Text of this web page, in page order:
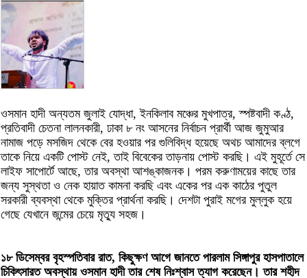
ওসমান হাদী অন্যতম জুলাই যোদ্ধা, ইনকিলাব মঞ্চের মুখপাত্র, স্পষ্টবাদী কণ্ঠ,
প্রতিবাদী চেতনা লালনকারী, ঢাকা ৮ নং আসনের নির্বাচন প্রার্থী আজ জুমুআর
নামাজ পড়ে মসজিদ থেকে বের হওয়ার পর গুলিবিদ্ধ হয়েছে অথচ আমাদের ব্লগে
তাকে নিয়ে একটি পোস্ট নেই, তাই বিবেকের তাড়নায় পোস্ট করছি। এই মুহূর্তে সে
লাইফ সাপোর্টে আছে, তার অবস্থা আশঙ্কাজনক। পরম করুণাময়ের কাছে তার
জন্য সুস্থতা ও নেক হায়াত কামনা করছি এবং একের পর এক কাঠের পুতুল
সরকারী ব্যবস্থা থেকে মুক্তির প্রার্থনা করছি। দেশটা পুরাই মগের মুল্লুক হয়ে
গেছে যেখানে জন্মের চেয়ে মৃত্যু সহজ।
১৮ ডিসেম্বর বৃহস্পতিবার রাত, কিছুক্ষণ আগে জানতে পারলাম সিঙ্গাপুর হাসপাতালে
চিকিৎসারত অবস্থায় ওসমান হাদী তার শেষ নিঃশ্বাস ত্যাগ করেছেন। তার শহীদ